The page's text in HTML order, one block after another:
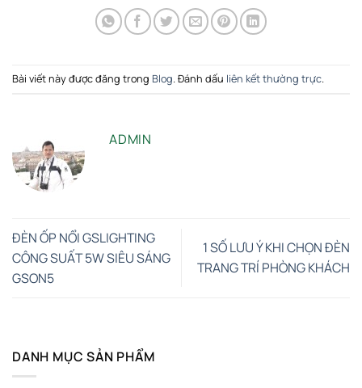
Bài viết này được đăng trong Blog. Đánh dấu liên kết thường trực.
ADMIN
ĐÈN ỐP NỔI GSLIGHTING
CÔNG SUẤT 5W SIÊU SÁNG
GSON5
1 SỐ LƯU Ý KHI CHỌN ĐÈN
TRANG TRÍ PHÒNG KHÁCH
DANH MỤC SẢN PHẨM